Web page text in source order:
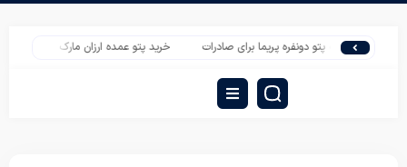
قیمت پتو دونفره پریما برای صادرات خرید پتو عمده ارزان مارک لاله